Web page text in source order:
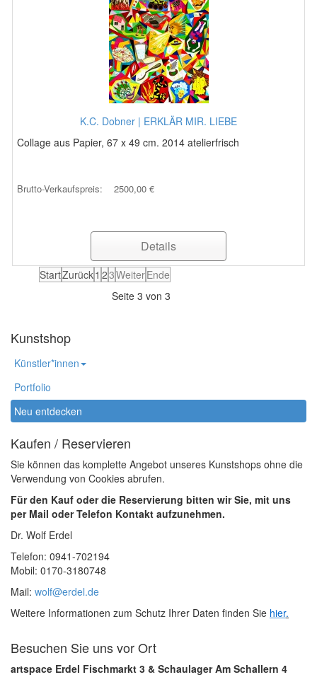
K.C. Dobner | ERKLÄR MIR. LIEBE
Collage aus Papier, 67 x 49 cm. 2014 atelierfrisch
Brutto-Verkaufspreis: 2500,00 €
Details
StartZurück1 23WeiterEnde
Seite 3 von 3
Kunstshop
Künstler*innen
Portfolio
Neu entdecken
Kaufen / Reservieren
Sie können das komplette Angebot unseres Kunstshops ohne die
Verwendung von Cookies abrufen.
Für den Kauf oder die Reservierung bitten wir Sie, mit uns
per Mail oder Telefon Kontakt aufzunehmen.
Dr. Wolf Erdel
Telefon: 0941-702194
Mobil: 0170-3180748
Mail: wolf@erdel.de
Weitere Informationen zum Schutz Ihrer Daten finden Sie hier.
Besuchen Sie uns vor Ort
artspace Erdel Fischmarkt 3 & Schaulager Am Schallern 4